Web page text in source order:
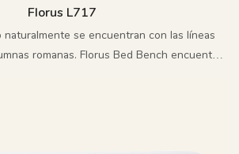
Florus L717
naturalmente se encuentran con las líneas
romanas. Florus Bed Bench encuentra